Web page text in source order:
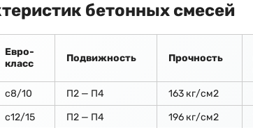
бетонных смесей
Евро-
класс
Подвижность Прочность
c8/10 П2 — П4 163 кг/см2
с12/15 П2 — П4 196 кг/см2